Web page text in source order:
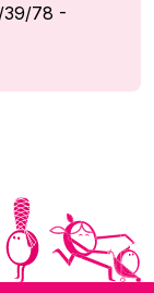
39/78 -